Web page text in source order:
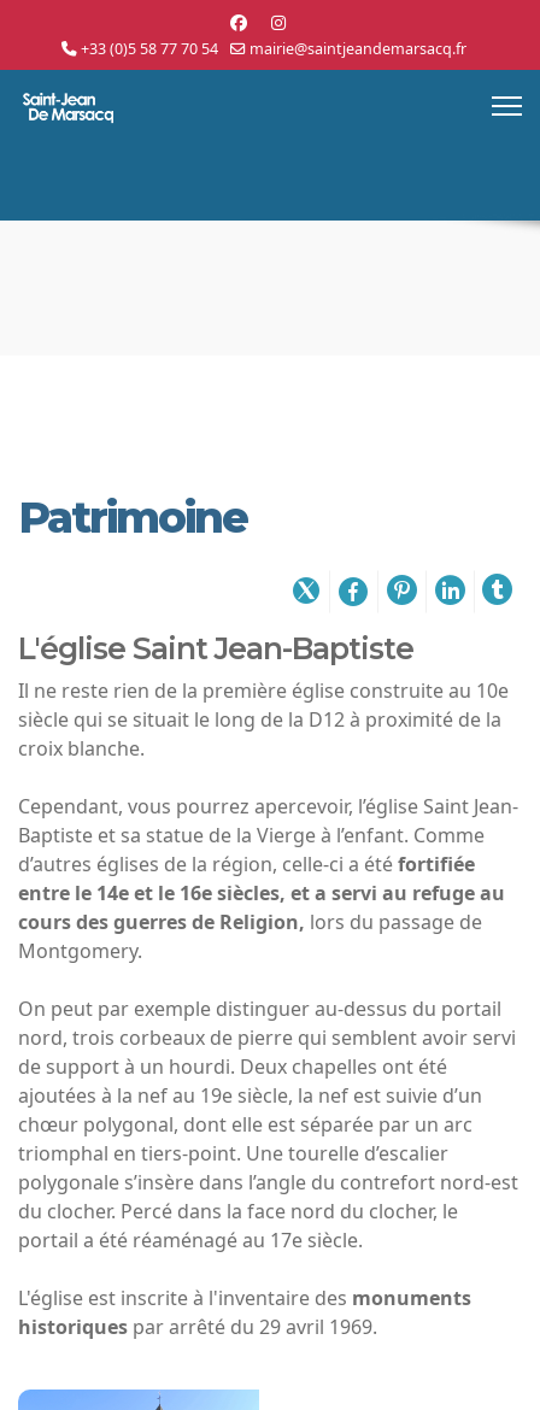
+33 (0)5 58 77 70 54 mairie@saintjeandemarsacq.fr
Patrimoine
L'église Saint Jean-Baptiste
Il ne reste rien de la première église construite au 10e
siècle qui se situait le long de la D12 à proximité de la
croix blanche.
Cependant, vous pourrez apercevoir, l’église Saint Jean-
Baptiste et sa statue de la Vierge à l’enfant. Comme
d’autres églises de la région, celle-ci a étéfortifiée
entre le 14e et le 16e siècles, et a servi au refuge au
cours des guerres de Religion, lors du passage de
Montgomery.
On peut par exemple distinguer au-dessus du portail
nord, trois corbeaux de pierre qui semblent avoir servi
de support à un hourdi. Deux chapelles ont été
ajoutées à la nef au 19e siècle, la nef est suivie d’un
chœur polygonal, dont elle est séparée par un arc
triomphal en tiers-point. Une tourelle d’escalier
polygonale s’insère dans l’angle du contrefort nord-est
du clocher. Percé dans la face nord du clocher, le
portail a été réaménagé au 17e siècle.
L'église est inscrite à l'inventaire des monuments
historiques par arrêté du 29 avril 1969.